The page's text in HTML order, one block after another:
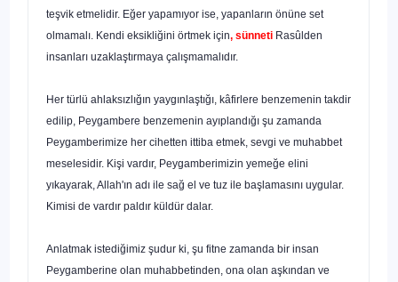
teşvik etmelidir. Eğer yapamıyor ise, yapanların önüne set
olmamalı. Kendi eksikliğini örtmek için, sünneti Rasûlden
insanları uzaklaştırmaya çalışmamalıdır.
Her türlü ahlaksızlığın yaygınlaştığı, kâfirlere benzemenin takdir
edilip, Peygambere benzemenin ayıplandığı şu zamanda
Peygamberimize her cihet­ten ittiba etmek, sevgi ve muhabbet
meselesidir. Kişi vardır, Peygamberimi­zin yemeğe elini
yıkayarak, Allah'ın adı ile sağ el ve tuz ile başlamasını uy­gular.
Kimisi de vardır paldır küldür dalar.
Anlatmak istediğimiz şudur ki, şu fitne zamanda bir insan
Peygamberine olan muhabbetinden, ona olan aşkından ve